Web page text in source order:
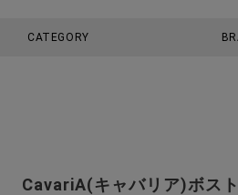
CATEGORY
CavariA(キャバリア)ボス